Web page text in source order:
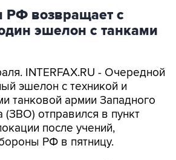
возвращает с
эшелон с танками
INTERFAX.RU - Очередной
эшелон с техникой и
танковой армии Западного
(ЗВО) отправился в пункт
после учений,
РФ в пятницу.